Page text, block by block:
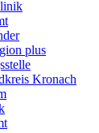
plus
Kronach